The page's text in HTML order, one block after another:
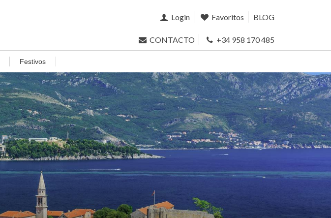
Login Favoritos BLOG
CONTACTO +34 958 170 485
Festivos